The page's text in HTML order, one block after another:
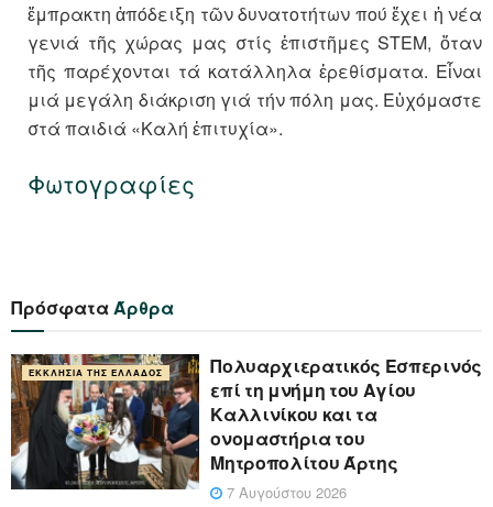
ἔμπρακτη ἀπόδειξη τῶν δυνατοτήτων πού ἔχει ἡ νέα
γενιά τῆς χώρας μας στίς ἐπιστῆμες STEM, ὅταν
τῆς παρέχονται τά κατάλληλα ἐρεθίσματα. Εἶναι
μιά μεγάλη διάκριση γιά τήν πόλη μας. Εὐχόμαστε
στά παιδιά «Καλή ἐπιτυχία».
Φωτογραφίες
ΠρόσφαταΆρθρα
ΕΚΚΛΗΣΊΑ ΤΗΣ ΕΛΛΆΔΟΣ
Πολυαρχιερατικός Εσπερινός
επί τη μνήμη του Αγίου
Καλλινίκου και τα
ονομαστήρια του
Μητροπολίτου Άρτης
7 Αυγούστου 2026